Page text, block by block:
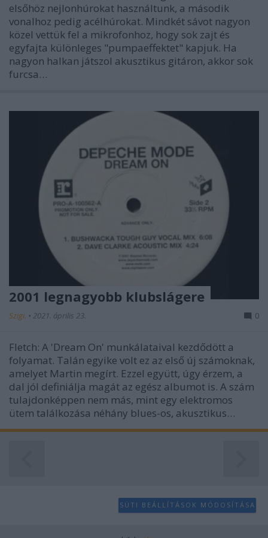
elsőhöz nejlonhúrokat használtunk, a második
vonalhoz pedig acélhúrokat. Mindkét sávot nagyon
közel vettük fel a mikrofonhoz, hogy sok zajt és
egyfajta különleges "pumpaeffektet" kapjuk. Ha
nagyon halkan játszol akusztikus gitáron, akkor sok
furcsa…
2001 legnagyobb klubslágere
Szigi. • 2021. április 23. 0
Fletch: A 'Dream On' munkálataival kezdődött a
folyamat. Talán egyike volt ez az első új számoknak,
amelyet Martin megírt. Ezzel együtt, úgy érzem, a
dal jól definiálja magát az egész albumot is. A szám
tulajdonképpen nem más, mint egy elektromos
ütem találkozása néhány blues-os, akusztikus…
SÜTI BEÁLLÍTÁSOK MÓDOSÍTÁSA